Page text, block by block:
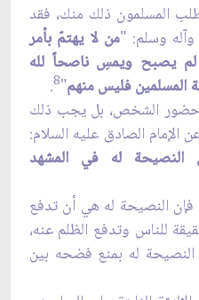
المسلمون ذلك منك، فقد
وسلم: "من لا يهتمّ بأمر
يصبح ويمسِ ناصحاً لله
المسلمين فليس منهم"
8
.
حضور الشخص، بل يجب ذلك
الصادق عليه السلام:
النصيحة له في المشهد
النصيحة له هي أن تدفع
للناس وتدفع الظلم عنه،
النصيحة له بمنع فضحه بين